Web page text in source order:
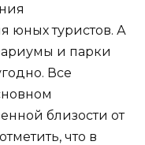
юных туристов. А
и парки
Все
близости от
что в